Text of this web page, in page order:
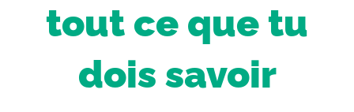
tout ce que tu
dois savoir